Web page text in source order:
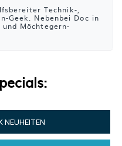
Technik-,
Geek. Nebenbei Doc in
Möchtegern-
NEUHEITEN